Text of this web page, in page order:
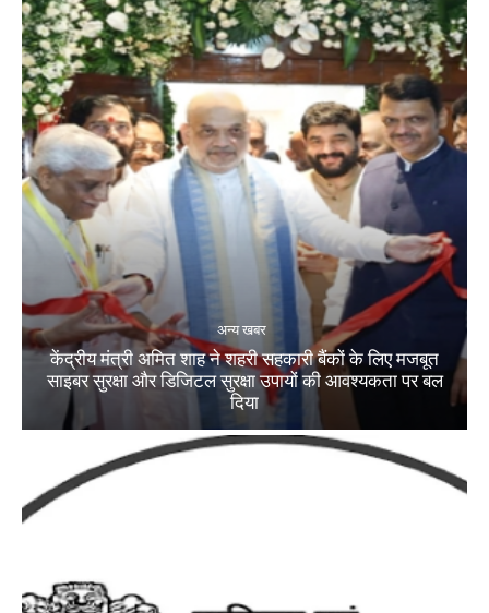
अन्य खबर
केंद्रीय मंत्री अमित शाह ने शहरी सहकारी बैंकों के लिए मजबूत
साइबर सुरक्षा और डिजिटल सुरक्षा उपायों की आवश्यकता पर बल
दिया